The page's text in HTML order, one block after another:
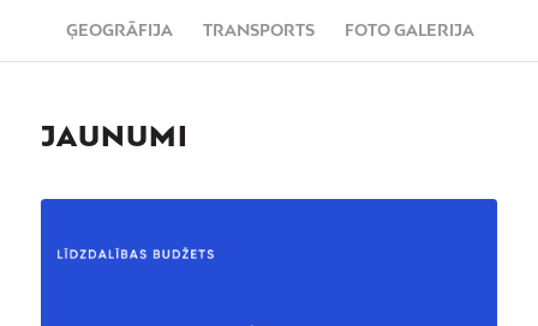
ĢEOGRĀFIJA TRANSPORTS FOTO GALERIJA
JAUNUMI